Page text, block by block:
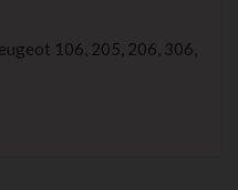
106, 205, 206, 306,